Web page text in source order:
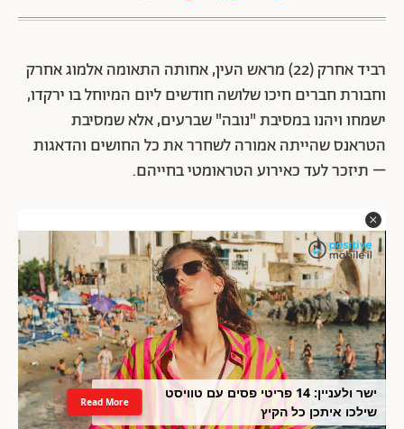
רביד אחרק (22) מראש העין, אחותה התאומה אלמוג אחרק
וחבורת חברים חיכו שלושה חודשים ליום המיוחל בו ירקדו,
ישמחו ויהנו במסיבת "נובה" שברעים, אלא שמסיבת
הטראנס שהייתה אמורה לשחרר את כל החושים והדאגות
– תיזכר לעד כאירוע הטראומטי בחייהם.
ישר ולעניין: 14 פריטי פסים עם טוויסט
שילכו איתכן כל הקיץ
Read More